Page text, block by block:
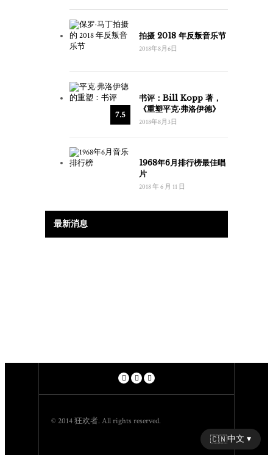
拍摄 2018 年反叛音乐节
2018年8月6日
7.5
书评：Bill Kopp 著，
《重塑平克·弗洛伊德》
2018年8月3日
1968年6月排行榜最佳唱
片
2018 年 6 月 11 日
最新消息
© 2014 狂欢者. All rights reserved.
🇨🇳中文 ▾